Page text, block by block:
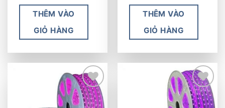
THÊM VÀO
GIỎ HÀNG
THÊM VÀO
GIỎ HÀNG